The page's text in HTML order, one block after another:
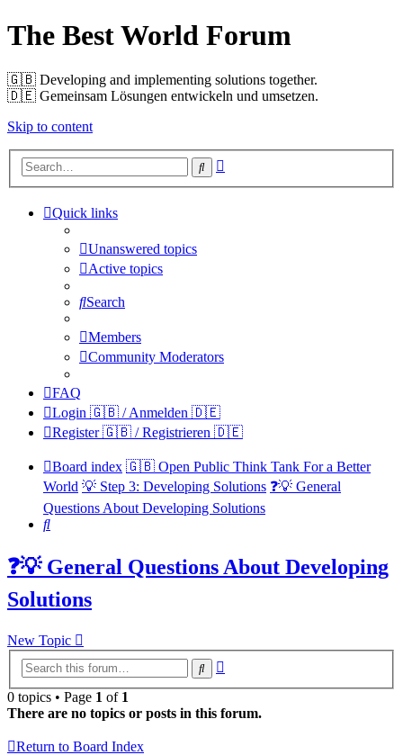
The Best World Forum
🇬🇧️ Developing and implementing solutions together.
🇩🇪️ Gemeinsam Lösungen entwickeln und umsetzen.
Skip to content
Search
Quick links
Unanswered topics
Active topics
Search
Members
Community Moderators
FAQ
Login 🇬🇧 / Anmelden 🇩🇪
Register 🇬🇧 / Registrieren 🇩🇪
Board index 🇬🇧 Open Public Think Tank For a Better
World 💡 Step 3: Developing Solutions ❓💡 General
Questions About Developing Solutions
Search
❓💡 General Questions About Developing
Solutions
New Topic
Search
0 topics • Page 1 of 1
There are no topics or posts in this forum.
Return to Board Index